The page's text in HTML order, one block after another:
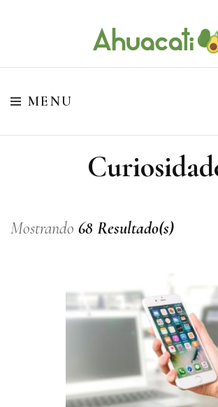
Ahuacati
O melhor da Internet em um só lugar
MENU
Mostrando 68 Resultado(s)